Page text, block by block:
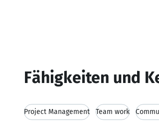
Fähigkeiten und
Project Management Team work